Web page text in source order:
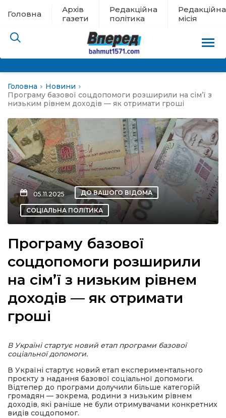
Головна
Архів
газети
Редакційна
політика
Редакційна
місія
евакуації
новини
місія
Головна
Новини
Програму базової соцдопомоги розширили на сім’ї з
низьким рівнем доходів — як отримати гроші
05.11.2025 ДО ВАШОГО ВІДОМА
СОЦІАЛЬНА ПОЛІТИКА
Програму базової
соцдопомоги розширили
на сім’ї з низьким рівнем
доходів — як отримати
гроші
В Україні стартує новий етап програми базової
соціальної допомоги.
В Україні стартує новий етап експериментального
проєкту з надання базової соціальної допомоги.
Відтепер до програми долучили більше категорій
громадян — зокрема, родини з низьким рівнем
доходів, які раніше не були отримувачами конкретних
видів соцдопомог.